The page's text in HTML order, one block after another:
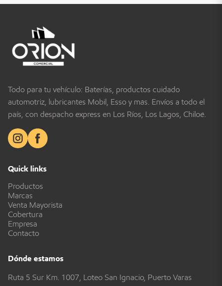
Todo para tu vehículo: Baterías, productos cuidado
automotriz, lubricantes Mobil, Esso y más. Envíos a todo el
país, con despacho express en Los Ríos, Los Lagos, Chiloé.
Quick links
Productos
Marcas
Venta Mayorista
Cobertura
Empresa
Contacto
Dónde estamos
Ruta 5 Sur Km. 1007, Loteo San Ignacio, Puerto Varas